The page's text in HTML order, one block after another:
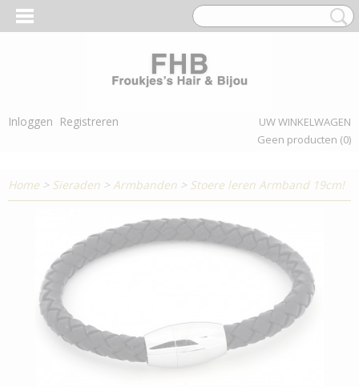
Inloggen Registreren
UW WINKELWAGEN
Geen producten (0)
Home > Sieraden > Armbanden > Stoere leren Armband 19cm!